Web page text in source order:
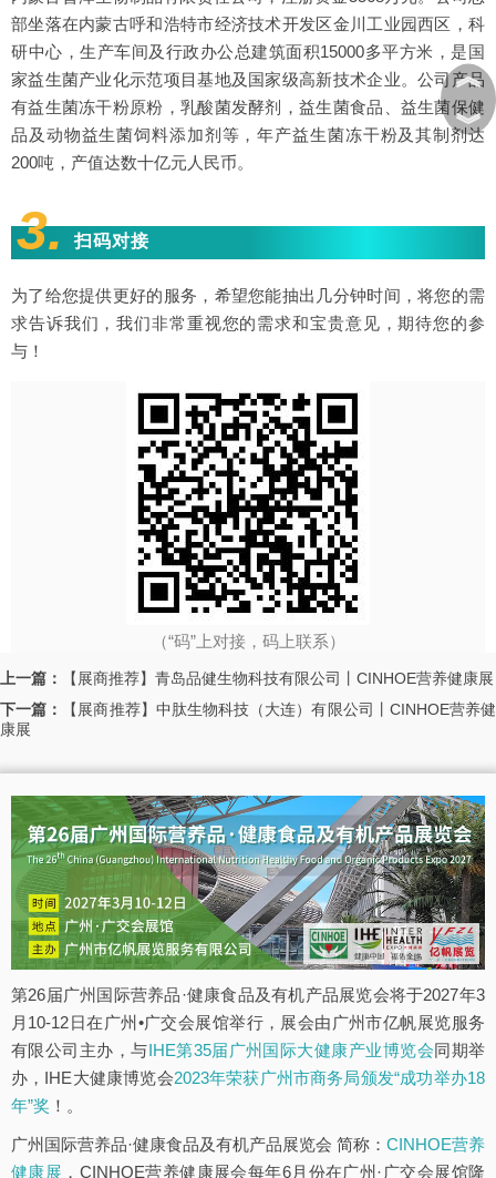
部坐落在内蒙古呼和浩特市经济技术开发区金川工业园西区，科
研中心，生产车间及行政办公总建筑面积15000多平方米，是国
家益生菌产业化示范项目基地及国家级高新技术企业。公司产品
有益生菌冻干粉原粉，乳酸菌发酵剂，益生菌食品、益生菌保健
品及动物益生菌饲料添加剂等，年产益生菌冻干粉及其制剂达
200吨，产值达数十亿元人民币。
3. 扫码对接
为了给您提供更好的服务，希望您能抽出几分钟时间，将您的需
求告诉我们，我们非常重视您的需求和宝贵意见，期待您的参
与！
（“码”上对接，码上联系）
上一篇：
【展商推荐】青岛品健生物科技有限公司丨CINHOE营养健康展
下一篇：
【展商推荐】中肽生物科技（大连）有限公司丨CINHOE营养健
康展
第26届广州国际营养品·健康食品及有机产品展览会将于2027年3
月10-12日在广州•广交会展馆举行，展会由广州市亿帆展览服务
有限公司主办，与IHE第35届广州国际大健康产业博览会同期举
办，IHE大健康博览会2023年荣获广州市商务局颁发“成功举办18
年”奖 ！。
广州国际营养品·健康食品及有机产品展览会 简称： CINHOE营养
健康展 ，CINHOE营养健康展会每年6月份在广州·广交会展馆隆
︽
︾